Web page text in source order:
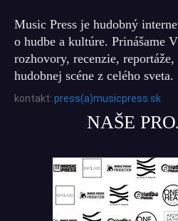
Music Press je hudobný
o hudbe a kultúre. Prinášame
rozhovory, recenzie,
hudobnej scéne z celého sveta.
kontakt: press(a)musicpress.sk
NAŠE